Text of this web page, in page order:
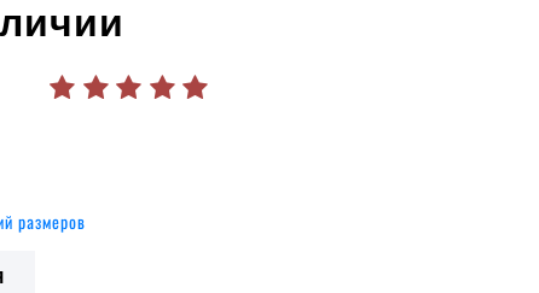
размеров